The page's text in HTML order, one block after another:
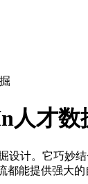
人才数
设计。它巧妙
能提供强大